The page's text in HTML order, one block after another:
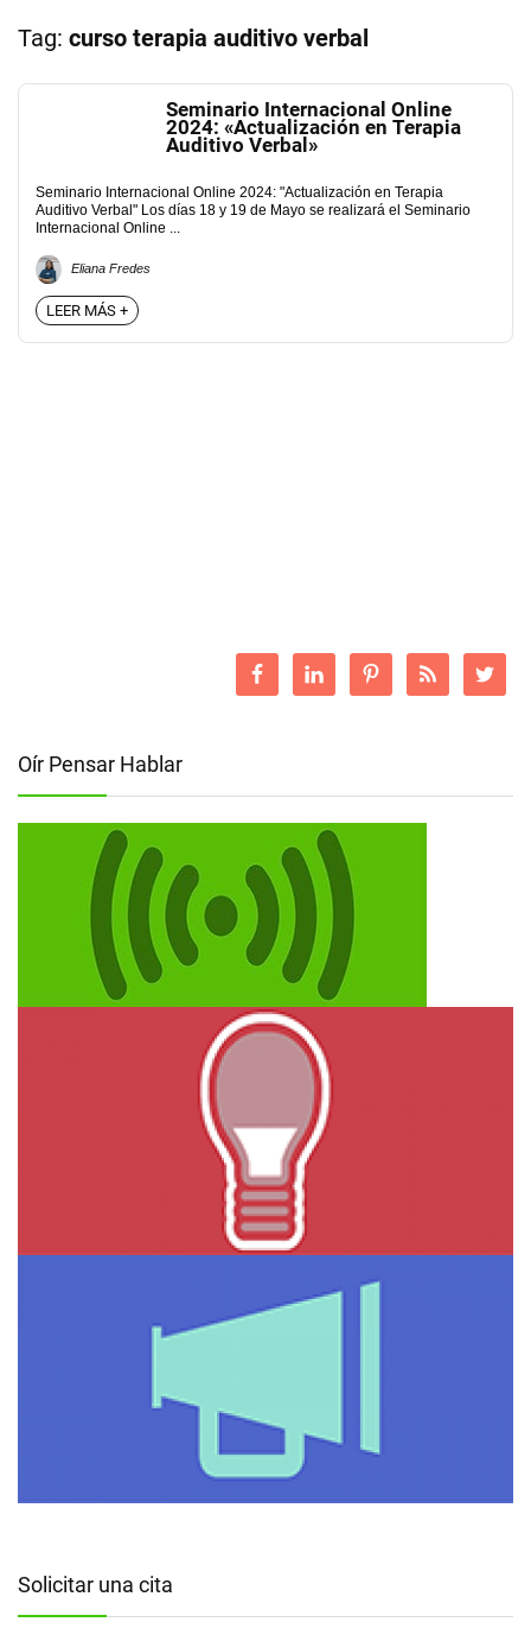
Tag: curso terapia auditivo verbal
Seminario Internacional Online
2024: «Actualización en Terapia
Auditivo Verbal»
Seminario Internacional Online 2024: "Actualización en Terapia
Auditivo Verbal" Los días 18 y 19 de Mayo se realizará el Seminario
Internacional Online ...
Eliana Fredes
LEER MÁS +
Oír Pensar Hablar
Solicitar una cita